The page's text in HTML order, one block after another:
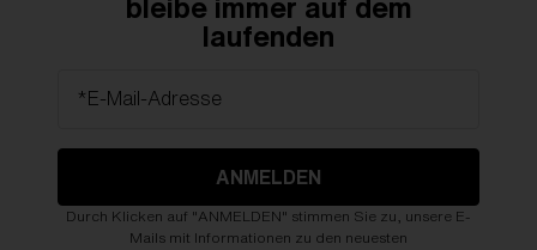
bleibe immer auf dem
laufenden
*E-Mail-Adresse
ANMELDEN
Durch Klicken auf "ANMELDEN" stimmen Sie zu, unsere E-
Mails mit Informationen zu den neuesten